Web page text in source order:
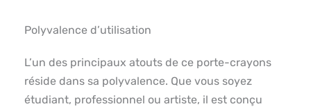
Polyvalence d’utilisation
L’un des principaux atouts de ce porte-crayons
réside dans sa polyvalence. Que vous soyez
étudiant, professionnel ou artiste, il est conçu